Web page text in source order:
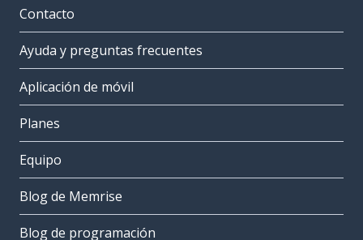
Contacto
Ayuda y preguntas frecuentes
Aplicación de móvil
Planes
Equipo
Blog de Memrise
Blog de programación